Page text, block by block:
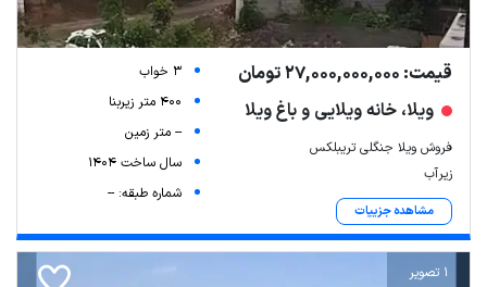
قیمت: 27,000,000,000 تومان
ویلا، خانه ویلایی و باغ ویلا
فروش ویلا جنگلی تریبلکس
زیرآب
مشاهده جزییات
3 خواب
400 متر زیربنا
-- متر زمین
سال ساخت 1404
شماره طبقه: --
1 تصویر